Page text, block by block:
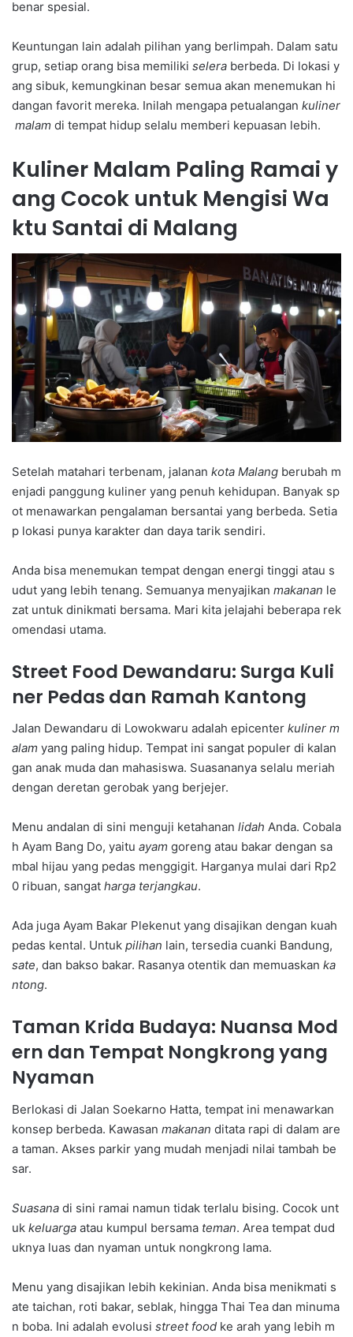
benar spesial.
Keuntungan lain adalah pilihan yang berlimpah. Dalam satu
grup, setiap orang bisa memiliki selera berbeda. Di lokasi y
ang sibuk, kemungkinan besar semua akan menemukan hi
dangan favorit mereka. Inilah mengapa petualangan kuliner
malam di tempat hidup selalu memberi kepuasan lebih.
Kuliner Malam Paling Ramai y
ang Cocok untuk Mengisi Wa
ktu Santai di Malang
Setelah matahari terbenam, jalanan kota Malang berubah m
enjadi panggung kuliner yang penuh kehidupan. Banyak sp
ot menawarkan pengalaman bersantai yang berbeda. Setia
p lokasi punya karakter dan daya tarik sendiri.
Anda bisa menemukan tempat dengan energi tinggi atau s
udut yang lebih tenang. Semuanya menyajikan makanan le
zat untuk dinikmati bersama. Mari kita jelajahi beberapa rek
omendasi utama.
Street Food Dewandaru: Surga Kuli
ner Pedas dan Ramah Kantong
Jalan Dewandaru di Lowokwaru adalah epicenter kuliner m
alam yang paling hidup. Tempat ini sangat populer di kalan
gan anak muda dan mahasiswa. Suasananya selalu meriah
dengan deretan gerobak yang berjejer.
Menu andalan di sini menguji ketahanan lidah Anda. Cobala
h Ayam Bang Do, yaitu ayam goreng atau bakar dengan sa
mbal hijau yang pedas menggigit. Harganya mulai dari Rp2
0 ribuan, sangat harga terjangkau.
Ada juga Ayam Bakar Plekenut yang disajikan dengan kuah
pedas kental. Untuk pilihan lain, tersedia cuanki Bandung,
sate, dan bakso bakar. Rasanya otentik dan memuaskan ka
ntong.
Taman Krida Budaya: Nuansa Mod
ern dan Tempat Nongkrong yang
Nyaman
Berlokasi di Jalan Soekarno Hatta, tempat ini menawarkan
konsep berbeda. Kawasan makanan ditata rapi di dalam are
a taman. Akses parkir yang mudah menjadi nilai tambah be
sar.
Suasana di sini ramai namun tidak terlalu bising. Cocok unt
uk keluarga atau kumpul bersama teman. Area tempat dud
uknya luas dan nyaman untuk nongkrong lama.
Menu yang disajikan lebih kekinian. Anda bisa menikmati s
ate taichan, roti bakar, seblak, hingga Thai Tea dan minuma
n boba. Ini adalah evolusi street food ke arah yang lebih m